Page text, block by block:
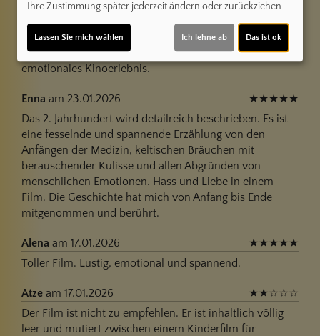
Ich war begeistert vom Szenario und der
schauspielerischen Leistung. Sehr unterhaltsames,
emotionales Kinoerlebnis.
Enna am 23.01.2026 ★★★★★
Das 2. Jahrhundert wird detailreich beschrieben. Es ist
eine fesselnde und spannende Erzählung von den
Anfängen der Medizin, keltischen Bräuchen mit
berauschender Kulisse und allen Abgründen von
menschlichen Emotionen. Hass und Liebe in einem
Film. Die Geschichte hat mich von Anfang bis Ende
mitgenommen und berührt.
Alena am 17.01.2026 ★★★★★
Toller Film. Lustig, emotional und spannend.
Atze am 17.01.2026 ★★☆☆☆
Der Film ist nicht zu empfehlen. Er ist inhaltlich völlig
leer und mutiert zwischen einem Kinderfilm für
Ihre Zustimmung später jederzeit ändern oder zurückziehen.
Lassen Sie mich wählen Ich lehne ab Das ist ok